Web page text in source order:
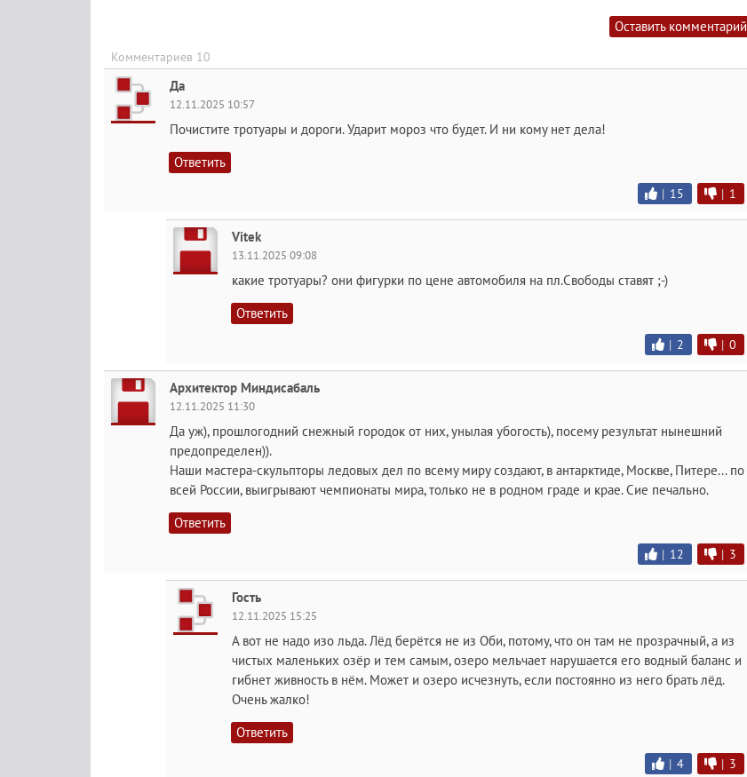
Оставить комментарий
Комментариев 10
Да
12.11.2025 10:57
Почистите тротуары и дороги. Ударит мороз что будет. И ни кому нет дела!
Ответить
| 15 | 1
Vitek
13.11.2025 09:08
какие тротуары? они фигурки по цене автомобиля на пл.Свободы ставят ;-)
Ответить
| 2 | 0
Архитектор Миндисабаль
12.11.2025 11:30
Да уж), прошлогодний снежный городок от них, унылая убогость), посему результат нынешний
предопределен)).
Наши мастера-скульпторы ледовых дел по всему миру создают, в антарктиде, Москве, Питере... по
всей России, выигрывают чемпионаты мира, только не в родном граде и крае. Сие печально.
Ответить
| 12 | 3
Гость
12.11.2025 15:25
А вот не надо изо льда. Лёд берётся не из Оби, потому, что он там не прозрачный, а из
чистых маленьких озёр и тем самым, озеро мельчает нарушается его водный баланс и
гибнет живность в нём. Может и озеро исчезнуть, если постоянно из него брать лёд.
Очень жалко!
Ответить
| 4 | 3